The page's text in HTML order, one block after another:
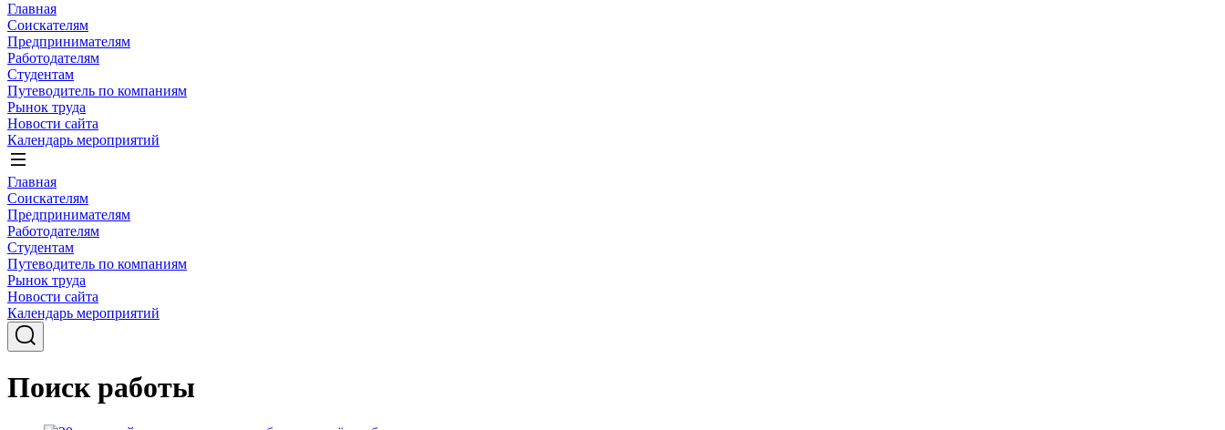
Главная
Соискателям
Предпринимателям
Работодателям
Студентам
Путеводитель по компаниям
Рынок труда
Новости сайта
Календарь мероприятий
Главная
Соискателям
Предпринимателям
Работодателям
Студентам
Путеводитель по компаниям
Рынок труда
Новости сайта
Календарь мероприятий
Поиск работы